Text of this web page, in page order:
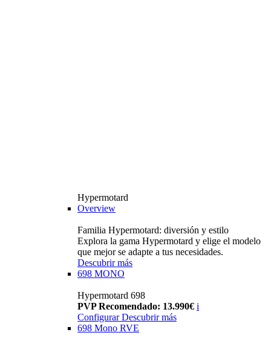
Hypermotard
Overview
Familia Hypermotard: diversión y estilo
Explora la gama Hypermotard y elige el modelo
que mejor se adapte a tus necesidades.
Descubrir más
698 MONO
Hypermotard 698
PVP Recomendado: 13.990€ i
ConfigurarDescubrir más
698 Mono RVE